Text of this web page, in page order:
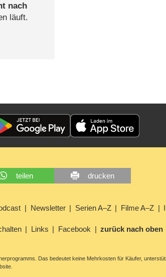
nach
läuft.
teilen drucken
Newsletter Serien A–Z Filme A–Z
Links Facebook zurück nach oben
Das bedeutet keine Mehrkosten für Käufer,